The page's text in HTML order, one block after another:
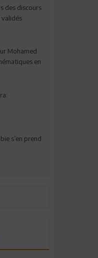
des discours
Mohamed
en
s’en prend